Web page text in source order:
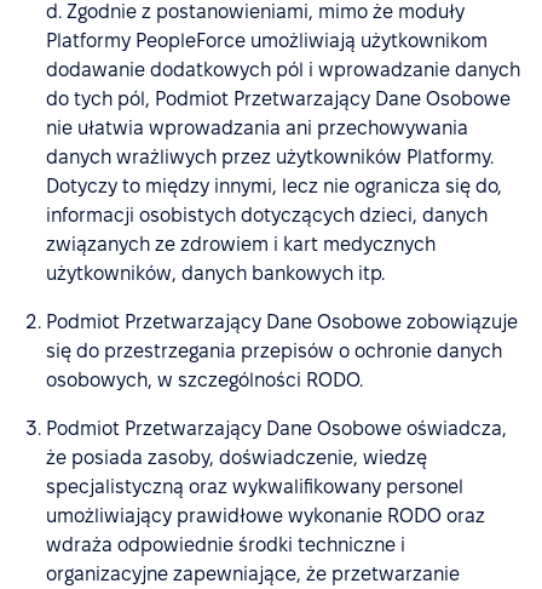
d. Zgodnie z postanowieniami, mimo że moduły
Platformy PeopleForce umożliwiają użytkownikom
dodawanie dodatkowych pól i wprowadzanie danych
do tych pól, Podmiot Przetwarzający Dane Osobowe
nie ułatwia wprowadzania ani przechowywania
danych wrażliwych przez użytkowników Platformy.
Dotyczy to między innymi, lecz nie ogranicza się do,
informacji osobistych dotyczących dzieci, danych
związanych ze zdrowiem i kart medycznych
użytkowników, danych bankowych itp.
Podmiot Przetwarzający Dane Osobowe zobowiązuje
się do przestrzegania przepisów o ochronie danych
osobowych, w szczególności RODO.
Podmiot Przetwarzający Dane Osobowe oświadcza,
że posiada zasoby, doświadczenie, wiedzę
specjalistyczną oraz wykwalifikowany personel
umożliwiający prawidłowe wykonanie RODO oraz
wdraża odpowiednie środki techniczne i
organizacyjne zapewniające, że przetwarzanie